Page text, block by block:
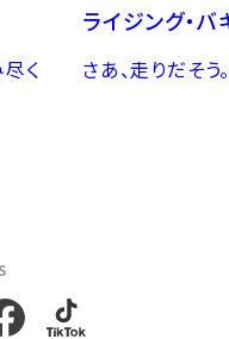
く
ライジング・バ
さあ、走りだそう